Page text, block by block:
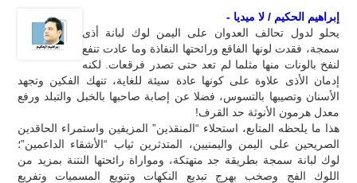
إبراهيم الحكيم / لا ميديا -
يحلو لدول تحالف العدوان على اليمن لوك لبانة أذى
سمجة، فقدت لونها الفاقع ورائحتها النفاذة وما عادت تنفع
لنفخ بالونات منها مثلما لم تعد حتى تصدر فرقعات. لكنه
إدمان الأذى علاوة على كونها عادة سيئة للغاية، تنهك الفكين وتجهد
الأسنان وتصيبها بالتسوس، فضلا عن إصابة صاحبها بالخبل والتبلد ورفع
معدل هرمون الأنوثة حد القرف!
هذا ما يلحظه المتابع، استحلاء “المنقذين” المزيفين واستمراء الحاقدين
الصريحين على اليمن واليمنيين، المتدثرين ثياب “الأشقاء الداعمين”؛
لوك لبانة سمجة بطريقة جد متهتكة، ومواراة رائحتها النتنة بمزيد من
اللوك الفج وصخب بهرج تبديع النكهات وتنويع المسميات وتفريع